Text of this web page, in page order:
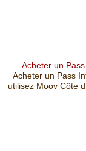
Acheter un
Acheter un Pass
utilisez Moov Côte